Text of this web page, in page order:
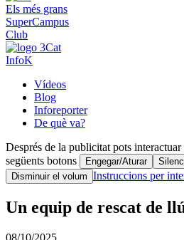
Els més grans
SuperCampus
Club
InfoK
Vídeos
Blog
Inforeporter
De què va?
Després de la publicitat pots
següents botons
Engegar/Aturar
Disminuir el volum Instruccions per
Un equip de rescat de
08/10/2025